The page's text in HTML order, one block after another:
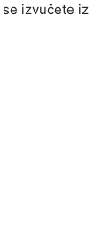
izvučete iz